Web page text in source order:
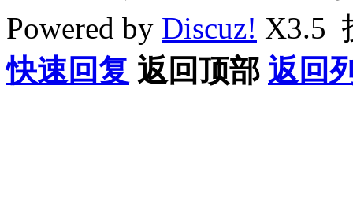
Powered by Discuz! X3.5
快速回复 返回顶部 返回